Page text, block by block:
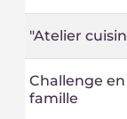
"Atelier
Challenge en
famille